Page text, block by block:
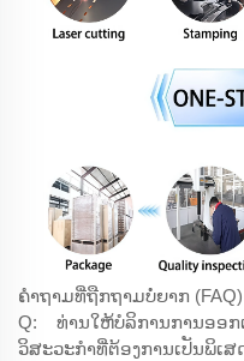
ຄຳຖາມທີ່ຖືກຖາມບໍ່ຍາກ (FAQ)
Q: ທ່ານໃຫ້ບໍລິການການອ
ວິສະວະກຳທີ່ຕ້ອງການເປັນພິເສ